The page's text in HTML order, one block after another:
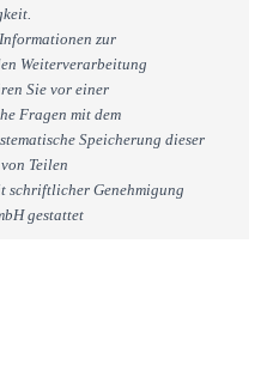
zur
Weiterverarbeitung
Sie vor einer
Fragen mit dem
Speicherung dieser
Teilen
schriftlicher Genehmigung
gestattet